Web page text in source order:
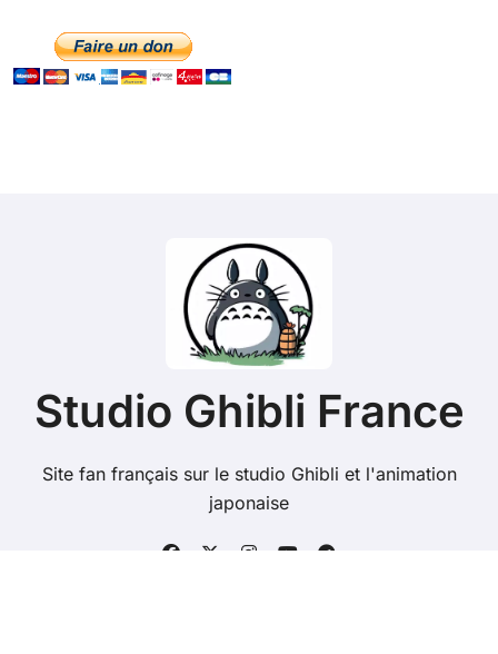
Studio Ghibli France
Site fan français sur le studio Ghibli et l'animation
japonaise